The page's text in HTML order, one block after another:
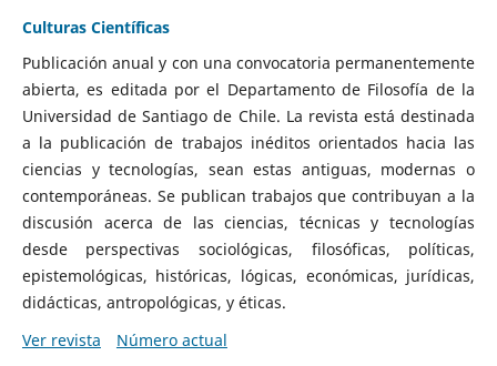
Culturas Científicas
Publicación anual y con una convocatoria permanentemente
abierta, es editada por el Departamento de Filosofía de la
Universidad de Santiago de Chile. La revista está destinada
a la publicación de trabajos inéditos orientados hacia las
ciencias y tecnologías, sean estas antiguas, modernas o
contemporáneas. Se publican trabajos que contribuyan a la
discusión acerca de las ciencias, técnicas y tecnologías
desde perspectivas sociológicas, filosóficas, políticas,
epistemológicas, históricas, lógicas, económicas, jurídicas,
didácticas, antropológicas, y éticas.
Ver revista
Número actual